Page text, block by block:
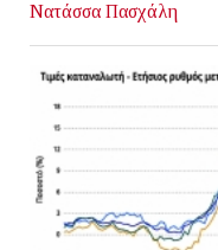
Νατάσσα Πασχάλη